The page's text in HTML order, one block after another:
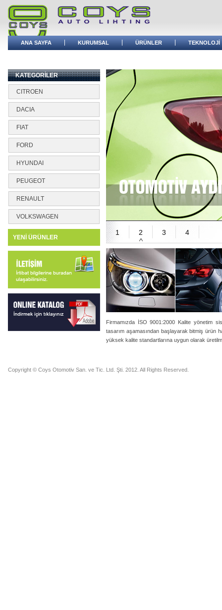
ANA SAYFA KURUMSAL ÜRÜNLER TEKNOLOJİ
Firmamızda İSO 9001:2000 Kalite yönetim
tasarım aşamasından başlayarak bitmiş ürün
yüksek kalite standartlarına uygun olarak
KATEGORİLER
CITROEN
DACIA
FIAT
FORD
HYUNDAI
PEUGEOT
RENAULT
VOLKSWAGEN
YENİ ÜRÜNLER
Copyright © Coys Otomotiv San. ve Tic. Ltd. Şti. 2012. All Rights Reserved.